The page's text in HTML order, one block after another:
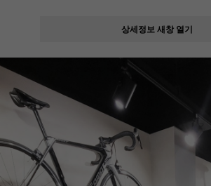
상세정보 새창 열기